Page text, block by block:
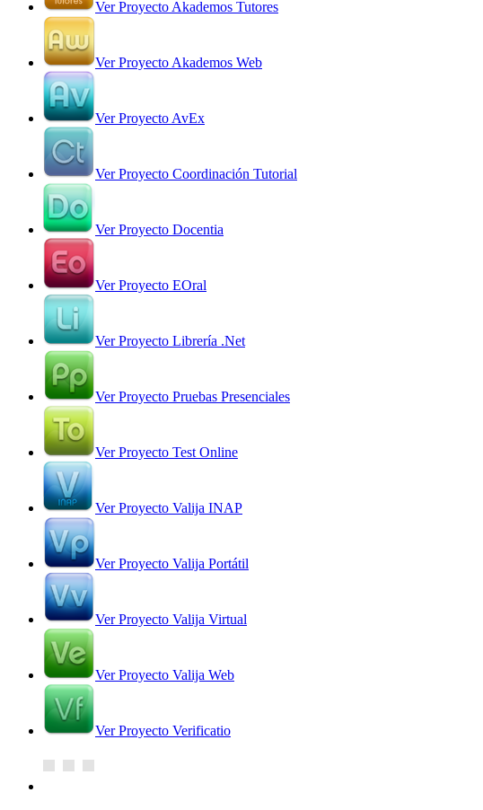
Ver Proyecto Akademos Tutores
Ver Proyecto Akademos Web
Ver Proyecto AvEx
Ver Proyecto Coordinación Tutorial
Ver Proyecto Docentia
Ver Proyecto EOral
Ver Proyecto Librería .Net
Ver Proyecto Pruebas Presenciales
Ver Proyecto Test Online
Ver Proyecto Valija INAP
Ver Proyecto Valija Portátil
Ver Proyecto Valija Virtual
Ver Proyecto Valija Web
Ver Proyecto Verificatio